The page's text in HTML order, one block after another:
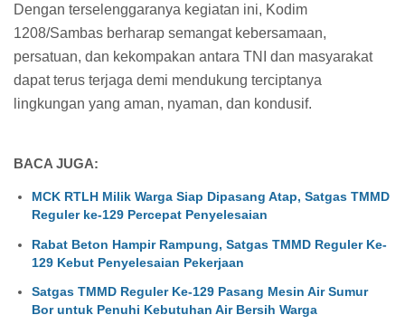
Dengan terselenggaranya kegiatan ini, Kodim
1208/Sambas berharap semangat kebersamaan,
persatuan, dan kekompakan antara TNI dan masyarakat
dapat terus terjaga demi mendukung terciptanya
lingkungan yang aman, nyaman, dan kondusif.
BACA JUGA:
MCK RTLH Milik Warga Siap Dipasang Atap, Satgas TMMD
Reguler ke-129 Percepat Penyelesaian
Rabat Beton Hampir Rampung, Satgas TMMD Reguler Ke-
129 Kebut Penyelesaian Pekerjaan
Satgas TMMD Reguler Ke-129 Pasang Mesin Air Sumur
Bor untuk Penuhi Kebutuhan Air Bersih Warga